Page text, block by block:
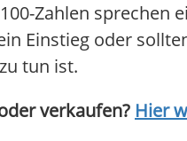
Zahlen sprechen
Einstieg oder
tun ist.
verkaufen? Hier